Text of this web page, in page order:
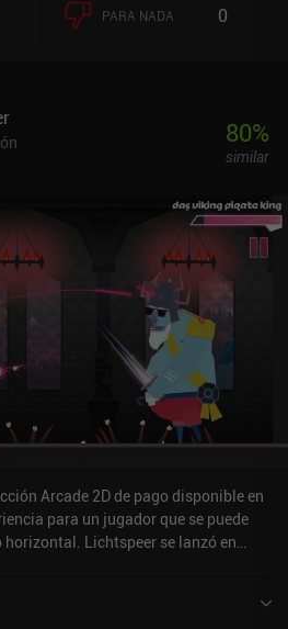
Y a diferencia de la
los controles basados en el
bien en este juego,
precisa y cómodamente sensible.
para este tipo de experiencia arcade
un juego premium de 0,99 $ sin
una demo gratuita tanto en Android
probarlo antes de decidir si este es
para ti.
PARA NADA 0
80%
similar
Arcade 2D de pago disponible en
para un jugador que se puede
Lichtspeer se lanzó en